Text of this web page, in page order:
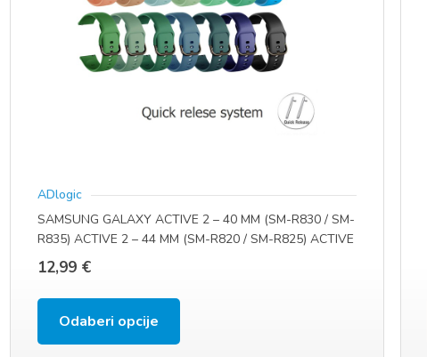
na
stranici
proizvoda
ADlogic
SAMSUNG GALAXY ACTIVE 2 – 40 MM (SM-R830 / SM-
R835) ACTIVE 2 – 44 MM (SM-R820 / SM-R825) ACTIVE
(SM-R500) (20 MM)
12,99 €
Odaberi opcije
proizvod